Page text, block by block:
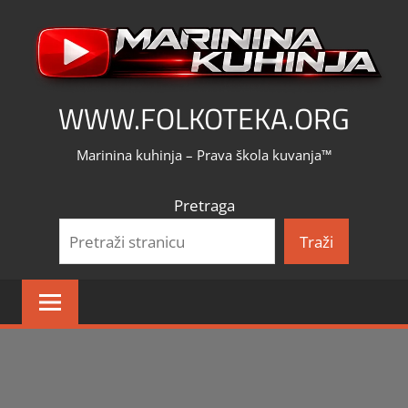
content
WWW.FOLKOTEKA.ORG
Marinina kuhinja – Prava škola kuvanja™
Pretraga
Traži